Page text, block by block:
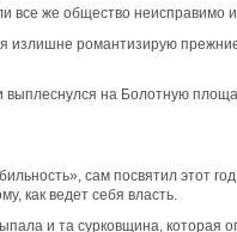
все же общество неисправимо
романтизирую
на Болотную
сам посвятил
как ведет себя власть.
и та сурковщина, которая